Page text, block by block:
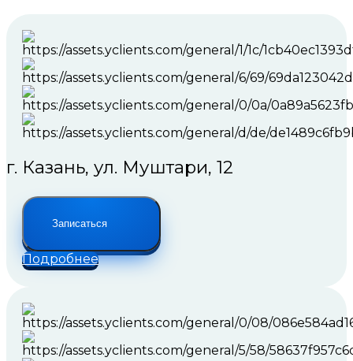
г. Казань, ул. Муштари, 12
Записаться
Подробнее